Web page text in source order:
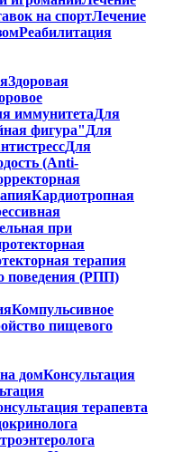
на спортЛечение
Реабилитация
Здоровая
иммунитетаДля
фигура" Для
Для
(Anti-
Кардиотропная
при
терапия
поведения (РПП)
Компульсивное
пищевого
домКонсультация
терапевта